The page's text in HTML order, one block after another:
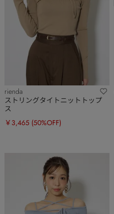
rienda
ストリングタイトニットトップ
ス
￥3,465 (50%OFF)